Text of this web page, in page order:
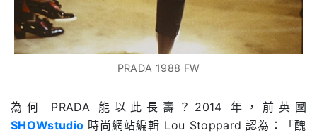
PRADA 1988 FW
為何 PRADA 能以此長壽？2014 年，前英國
SHOWstudio 時尚網站編輯 Lou Stoppard 認為 ：「醜